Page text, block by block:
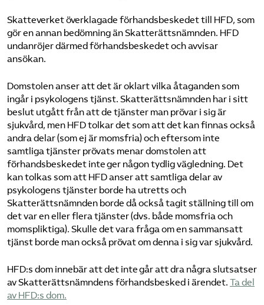
Skatteverket överklagade förhandsbeskedet till HFD, som
gör en annan bedömning än Skatterättsnämnden. HFD
undanröjer därmed förhandsbeskedet och avvisar
ansökan.
Domstolen anser att det är oklart vilka åtaganden som
ingår i psykologens tjänst. Skatterättsnämnden har i sitt
beslut utgått från att de tjänster man prövar i sig är
sjukvård, men HFD tolkar det som att det kan finnas också
andra delar (som ej är momsfria) och eftersom inte
samtliga tjänster prövats menar domstolen att
förhandsbeskedet inte ger någon tydlig vägledning. Det
kan tolkas som att HFD anser att samtliga delar av
psykologens tjänster borde ha utretts och
Skatterättsnämnden borde då också tagit ställning till om
det var en eller flera tjänster (dvs. både momsfria och
momspliktiga). Skulle det vara fråga om en sammansatt
tjänst borde man också prövat om denna i sig var sjukvård.
HFD:s dom innebär att det inte går att dra några slutsatser
av Skatterättsnämndens förhandsbesked i ärendet. Ta del
av HFD:s dom.